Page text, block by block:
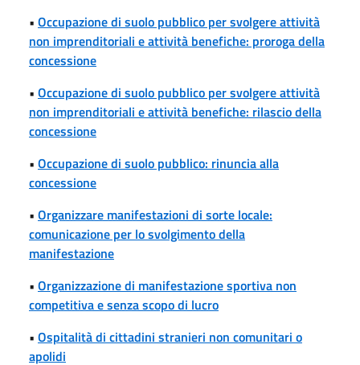
• Occupazione di suolo pubblico per svolgere attività
non imprenditoriali e attività benefiche: proroga della
concessione
• Occupazione di suolo pubblico per svolgere attività
non imprenditoriali e attività benefiche: rilascio della
concessione
• Occupazione di suolo pubblico: rinuncia alla
concessione
• Organizzare manifestazioni di sorte locale:
comunicazione per lo svolgimento della
manifestazione
• Organizzazione di manifestazione sportiva non
competitiva e senza scopo di lucro
• Ospitalità di cittadini stranieri non comunitari o
apolidi